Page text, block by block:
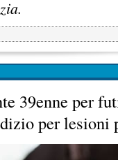
39enne per
per lesioni